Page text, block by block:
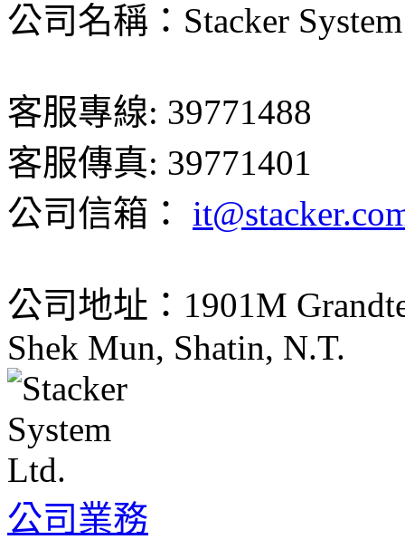
公司名稱：Stacker
客服專線: 39771488
客服傳真: 39771401
公司信箱：
公司地址：1901M
Shek Mun, Shatin, N.T.
公司業務